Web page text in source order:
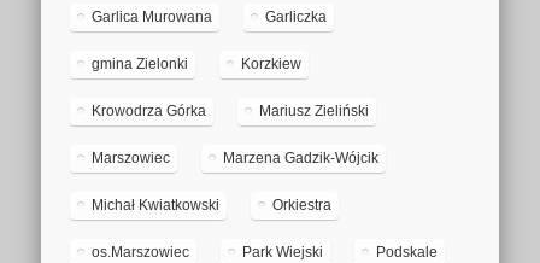
Garlica Murowana Garliczka
gmina Zielonki Korzkiew
Krowodrza Górka Mariusz Zieliński
Marszowiec Marzena Gadzik-Wójcik
Michał Kwiatkowski Orkiestra
os.Marszowiec Park Wiejski Podskale